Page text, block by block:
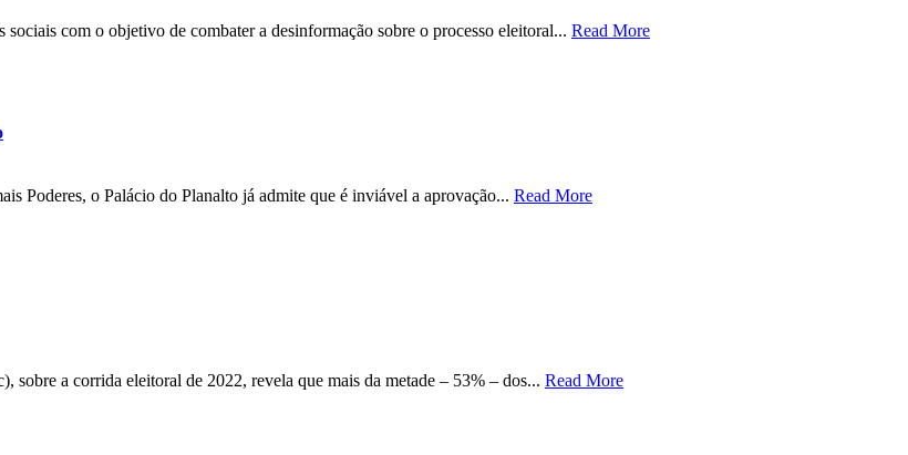
com o objetivo de combater a desinformação sobre o processo eleitoral... Read More
Poderes, o Palácio do Planalto já admite que é inviável a aprovação... Read More
a corrida eleitoral de 2022, revela que mais da metade – 53% – dos... Read More